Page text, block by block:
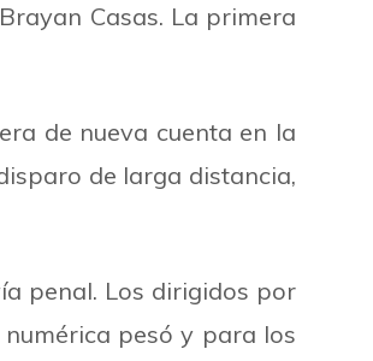
Casas. La primera
de nueva cuenta en la
de larga distancia,
penal. Los dirigidos por
pesó y para los